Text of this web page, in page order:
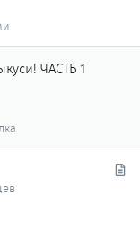
ЧАСТЬ 1